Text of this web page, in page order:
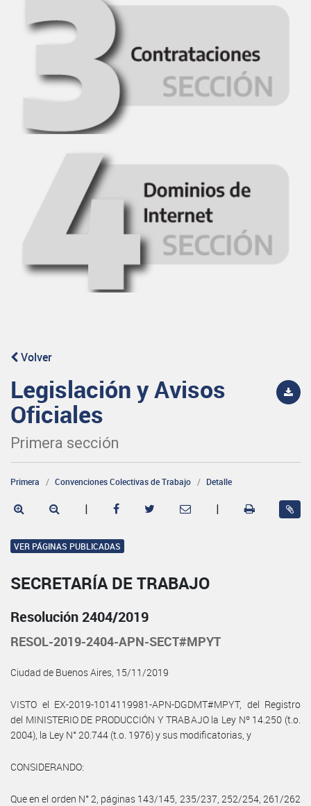
Volver
Legislación y Avisos
Oficiales
Primera sección
Primera Convenciones Colectivas de Trabajo Detalle
| |
VER PÁGINAS PUBLICADAS
SECRETARÍA DE TRABAJO
Resolución 2404/2019
RESOL-2019-2404-APN-SECT#MPYT
Ciudad de Buenos Aires, 15/11/2019
VISTO el EX-2019-1014119981-APN-DGDMT#MPYT, del Registro
del MINISTERIO DE PRODUCCIÓN Y TRABAJO la Ley Nº 14.250 (t.o.
2004), la Ley N° 20.744 (t.o. 1976) y sus modificatorias, y
CONSIDERANDO:
Que en el orden N° 2, páginas 143/145, 235/237, 252/254, 261/262